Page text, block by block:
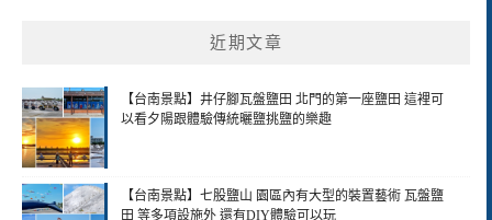
近期文章
【台南景點】井仔腳瓦盤鹽田 北門的第一座鹽田 這裡可
以看夕陽跟體驗傳統曬鹽挑鹽的樂趣
【台南景點】七股鹽山 園區內有大型的裝置藝術 瓦盤鹽
田 等多項設施外 還有DIY體驗可以玩